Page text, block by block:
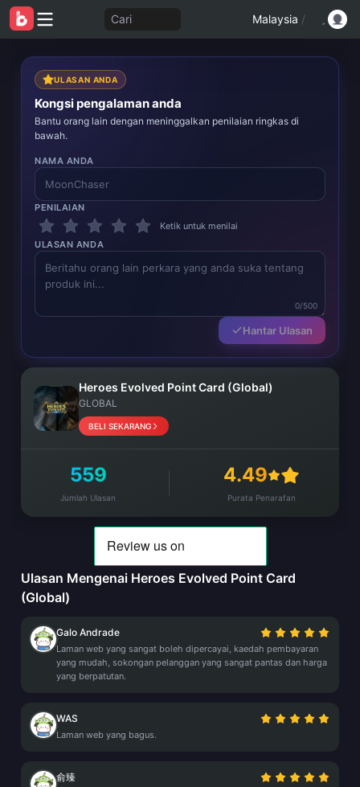
Cari Malaysia /
ULASAN ANDA
Kongsi pengalaman anda
Bantu orang lain dengan meninggalkan penilaian ringkas di
bawah.
NAMA ANDA
PENILAIAN
Ketik untuk menilai
ULASAN ANDA
0/500
Hantar Ulasan
Heroes Evolved Point Card (Global)
GLOBAL
BELI SEKARANG
559
Jumlah Ulasan
4.49
Purata Penarafan
Ulasan Mengenai Heroes Evolved Point Card
(Global)
Galo Andrade
Laman web yang sangat boleh dipercayai, kaedah pembayaran
yang mudah, sokongan pelanggan yang sangat pantas dan harga
yang berpatutan.
WAS
Laman web yang bagus.
俞臻